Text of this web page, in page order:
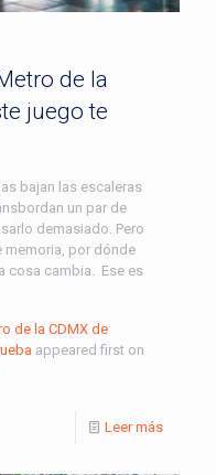
de la
juego te
bajan las escaleras
un par de
demasiado. Pero
memoria, por dónde
cosa cambia. Ese es
de la CDMX de
appeared first on
Leer más